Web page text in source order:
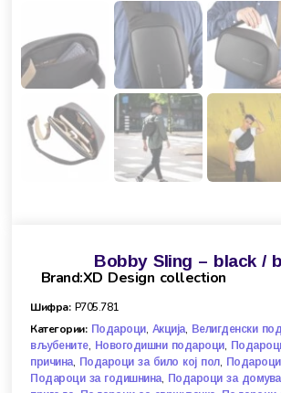
Bobby Sling – black /
Brand:XD Design collection
Шифра: P705.781
Категории: Подароци, Акција, Велигденски
вљубените, Новогодишни подароци,
причина, Подароци за било кој пол,
Подароци за годишнина, Подароци за